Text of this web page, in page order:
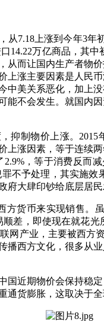
7.18上涨到今年3
万亿商品，其
而让国内生产者物
涨主要因素是人
美关系恶化，加上
不会发生。就国内
制物价上涨。
涨因素，等于连
，等于消费反
不予处理，其实施
大肆印钞给底层居
方货币来实现销售。
差，即使现在就
产业，主要被西
西方文化，很多从
近期物价会保持
货膨胀，这取决于